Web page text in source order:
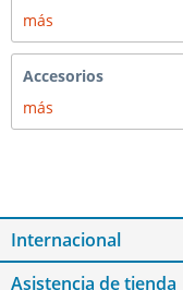
más
Accesorios
más
Internacional
Asistencia de tienda